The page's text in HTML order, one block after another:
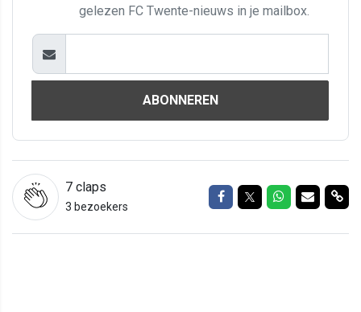
gelezen FC Twente-nieuws in je mailbox.
ABONNEREN
7 claps
3 bezoekers
Delen op Facebook
Delen op Twitter
Delen op
Delen